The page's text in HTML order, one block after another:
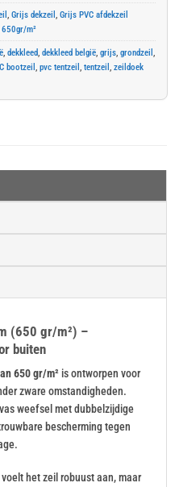
, Grijs dekzeil , Grijs PVC afdekzeil
650gr/m²
, dekkleed, dekkleed belgië, grijs, grondzeil ,
bootzeil , pvc tentzeil , tentzeil , zeildoek
(650 gr/m²) –
buiten
650 gr/m² is ontworpen voor
zware omstandigheden.
weefsel met dubbelzijdige
bescherming tegen
voelt het zeil robuust aan, maar